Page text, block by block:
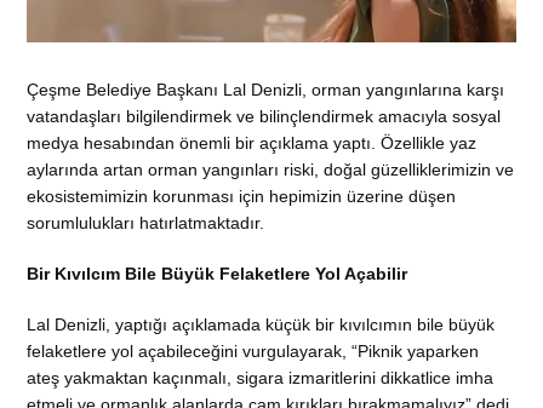
Çeşme Belediye Başkanı Lal Denizli, orman yangınlarına karşı
vatandaşları bilgilendirmek ve bilinçlendirmek amacıyla sosyal
medya hesabından önemli bir açıklama yaptı. Özellikle yaz
aylarında artan orman yangınları riski, doğal güzelliklerimizin ve
ekosistemimizin korunması için hepimizin üzerine düşen
sorumlulukları hatırlatmaktadır.
Bir Kıvılcım Bile Büyük Felaketlere Yol Açabilir
Lal Denizli, yaptığı açıklamada küçük bir kıvılcımın bile büyük
felaketlere yol açabileceğini vurgulayarak, “Piknik yaparken
ateş yakmaktan kaçınmalı, sigara izmaritlerini dikkatlice imha